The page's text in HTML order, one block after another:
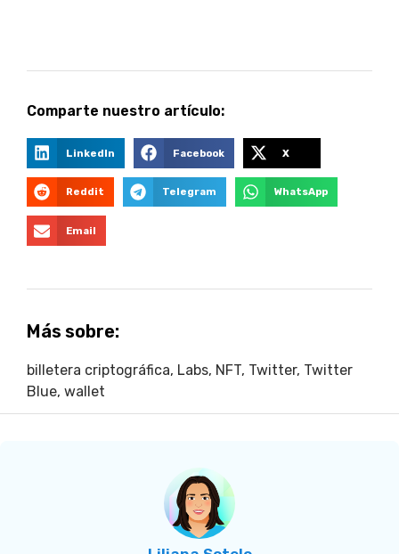
Comparte nuestro artículo:
LinkedIn Facebook X
Reddit Telegram WhatsApp
Email
Más sobre:
billetera criptográfica, Labs, NFT, Twitter, Twitter
Blue, wallet